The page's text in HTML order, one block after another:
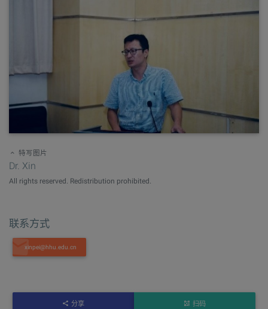
特写图片
Dr. Xin
All rights reserved. Redistribution prohibited.
联系方式
分享 扫码